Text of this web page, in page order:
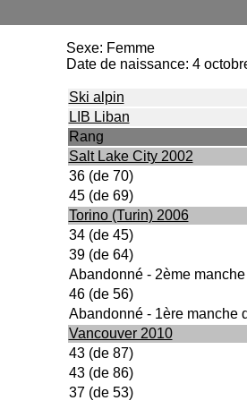
Sexe: Femme
Date de naissance: 4
Ski alpin
LIB Liban
Rang
Salt Lake City 2002
36 (de 70)
45 (de 69)
Torino (Turin) 2006
34 (de 45)
39 (de 64)
Abandonné - 2ème manche
46 (de 56)
Abandonné - 1ère manche
Vancouver 2010
43 (de 87)
43 (de 86)
37 (de 53)